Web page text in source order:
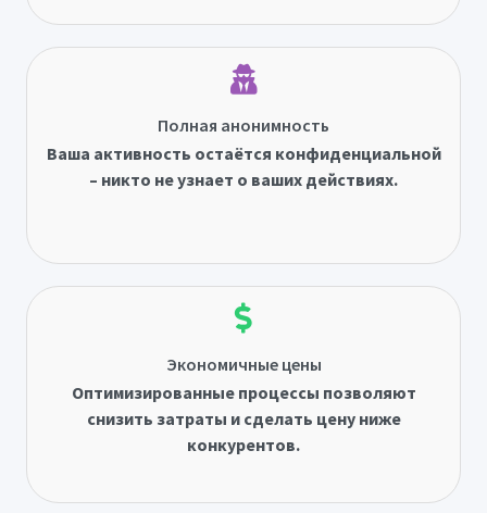
Полная анонимность
Ваша активность остаётся конфиденциальной
– никто не узнает о ваших действиях.
Экономичные цены
Оптимизированные процессы позволяют
снизить затраты и сделать цену ниже
конкурентов.